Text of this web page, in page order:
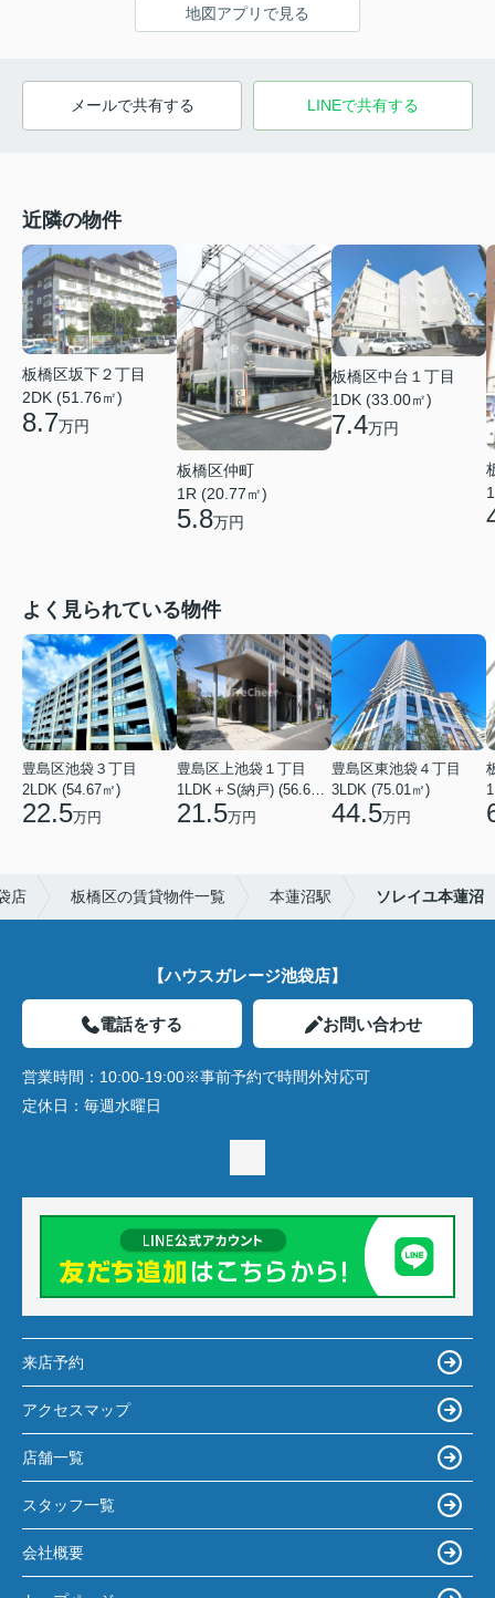
地図アプリで見る
メールで共有する LINEで共有する
近隣の物件
板橋区坂下２丁目
2DK (51.76㎡)
8.7万円
板橋区仲町
1R (20.77㎡)
5.8万円
板橋区中台１丁目
1DK (33.00㎡)
7.4万円
よく見られている物件
豊島区池袋３丁目
2LDK (54.67㎡)
22.5万円
豊島区上池袋１丁目
1LDK＋S(納戸) (56.61㎡)
21.5万円
豊島区東池袋４丁目
3LDK (75.01㎡)
44.5万円
店 板橋区の賃貸物件一覧 本蓮沼駅 ソレイユ本蓮沼
【ハウスガレージ池袋店】
電話をする お問い合わせ
営業時間： 10:00-19:00※事前予約で時間外対応可
定休日： 毎週水曜日
来店予約
アクセスマップ
店舗一覧
スタッフ一覧
会社概要